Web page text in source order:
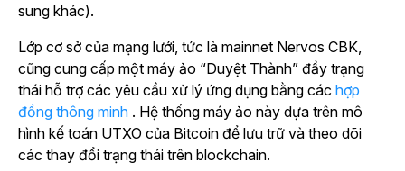
sung khác).
Lớp cơ sở của mạng lưới, tức là mainnet Nervos CBK,
cũng cung cấp một máy ảo “Duyệt Thành” đầy trạng
thái hỗ trợ các yêu cầu xử lý ứng dụng bằng các hợp
đồng thông minh . Hệ thống máy ảo này dựa trên mô
hình kế toán UTXO của Bitcoin để lưu trữ và theo dõi
các thay đổi trạng thái trên blockchain.